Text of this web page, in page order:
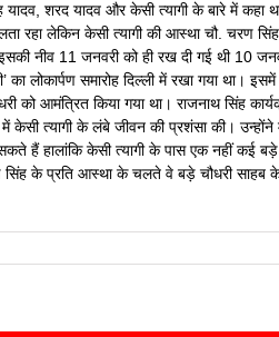
शरद यादव और केसी त्यागी के बारे में कहा
रहा लेकिन केसी त्यागी की आस्था चौ. चरण
नीव 11 जनवरी को ही रख दी गई थी 10
का लोकार्पण समारोह दिल्ली में रखा गया था।
को आमंत्रित किया गया था। राजनाथ सिंह
त्यागी के लंबे जीवन की प्रशंसा की। उन्होंने
सकते हैं हालांकि केसी त्यागी के पास एक नहीं
के प्रति आस्था के चलते वे बड़े चौधरी साहब